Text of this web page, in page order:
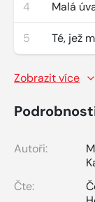
4 Malá
5 Té, jež
Zobrazit více
Autoři:
Čte: